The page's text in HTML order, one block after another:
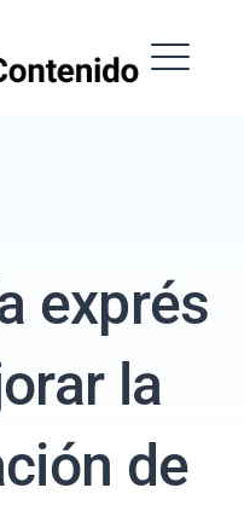
EXPAND
BUSCAR
exprés
la
de